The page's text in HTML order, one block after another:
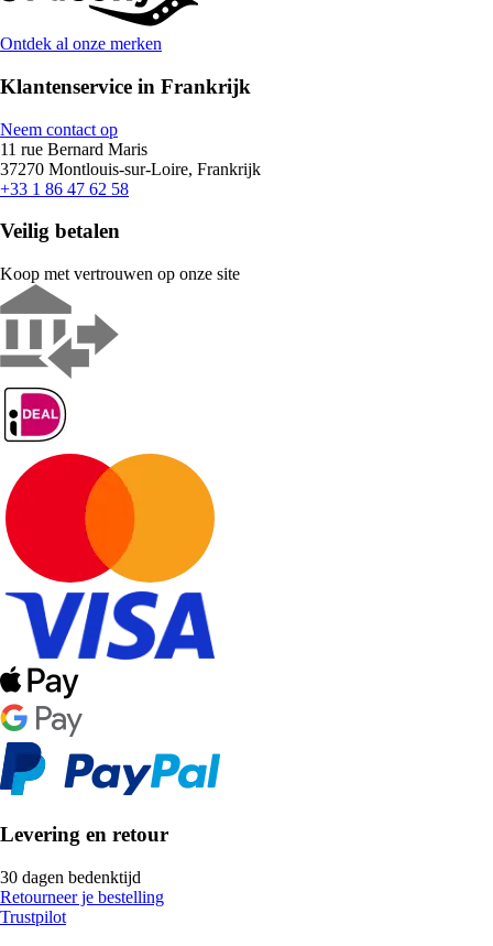
Ontdek al onze merken
Klantenservice in Frankrijk
Neem contact op
11 rue Bernard Maris
37270 Montlouis-sur-Loire, Frankrijk
+33 1 86 47 62 58
Veilig betalen
Koop met vertrouwen op onze site
Levering en retour
30 dagen bedenktijd
Retourneer je bestelling
Trustpilot